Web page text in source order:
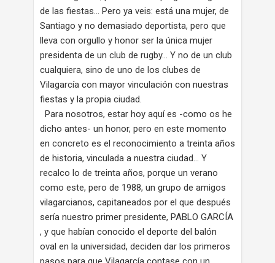
de las fiestas… Pero ya veis: está una mujer, de
Santiago y no demasiado deportista, pero que
lleva con orgullo y honor ser la única mujer
presidenta de un club de rugby… Y no de un club
cualquiera, sino de uno de los clubes de
Vilagarcía con mayor vinculación con nuestras
fiestas y la propia ciudad.
Para nosotros, estar hoy aquí es -como os he
dicho antes- un honor, pero en este momento
en concreto es el reconocimiento a treinta años
de historia, vinculada a nuestra ciudad… Y
recalco lo de treinta años, porque un verano
como este, pero de 1988, un grupo de amigos
vilagarcianos, capitaneados por el que después
sería nuestro primer presidente, PABLO GARCÍA
, y que habían conocido el deporte del balón
oval en la universidad, deciden dar los primeros